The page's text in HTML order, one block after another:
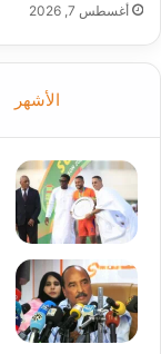
أغسطس 7, 2026
الأشهر